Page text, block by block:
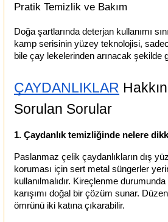
Pratik Temizlik ve Bakım
Doğa şartlarında deterjan kullanımı
kamp serisinin yüzey teknolojisi,
bile çay lekelerinden arınacak şekilde
ÇAYDANLIKLAR
Sorulan Sorular
1. Çaydanlık temizliğinde nelere
Paslanmaz çelik çaydanlıkların dış
koruması için sert metal süngerler
kullanılmalıdır. Kireçlenme
karışımı doğal bir çözüm sunar.
ömrünü iki katına çıkarabilir.